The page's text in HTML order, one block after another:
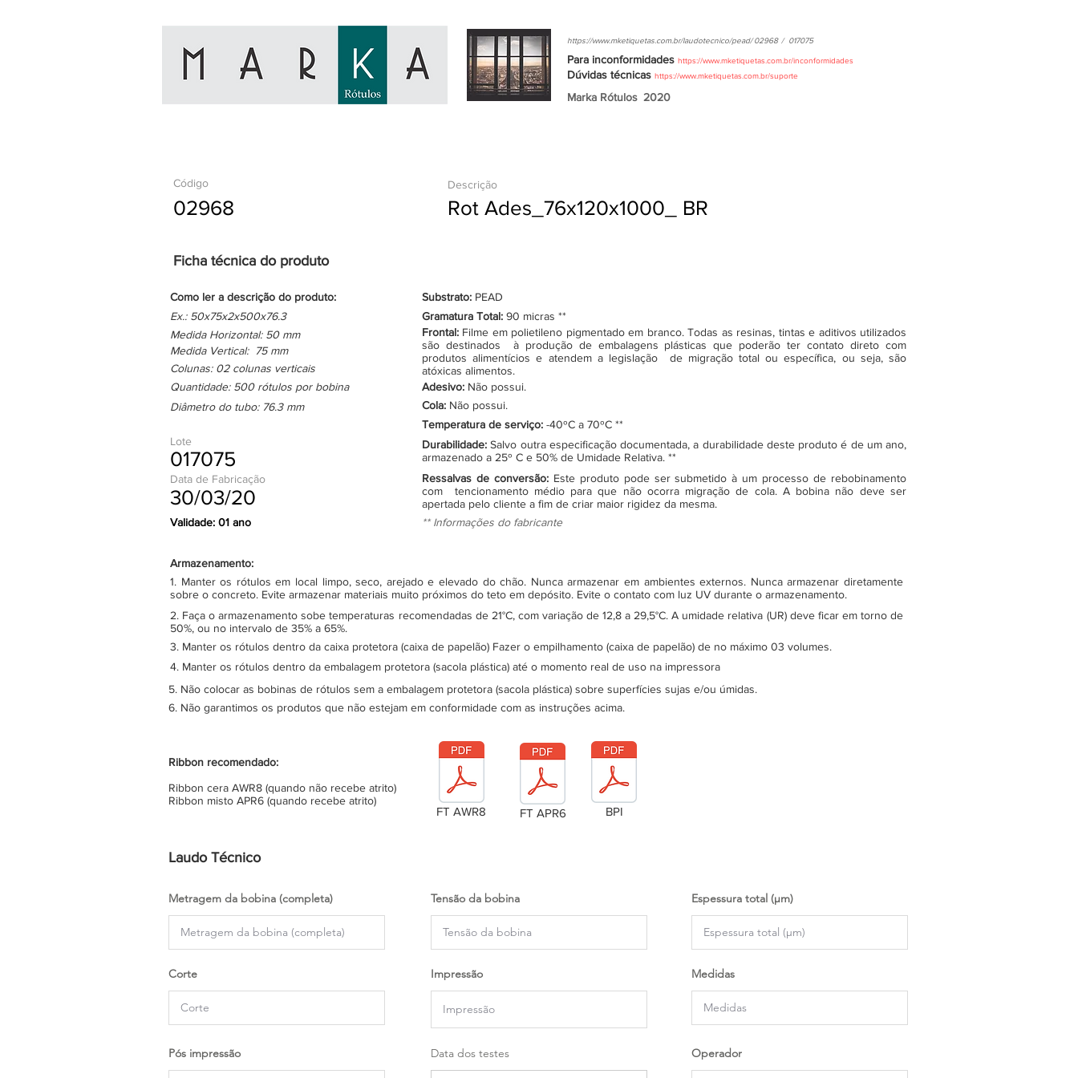
https://www.mketiquetas.com.br/laudotecnico/pead/ 02968 / 017075
Para inconformidades https://www.mketiquetas.com.br/inconformidades
Dúvidas técnicas https://www.mketiquetas.com.br/suporte
Marka Rótulos 2020
Código
02968
Descrição
Rot Ades_76x120x1000_ BR
Ficha técnica do produto
Como ler a descrição do produto: Substrato: PEAD
Ex.: 50x75x2x500x76.3
Medida Horizontal: 50 mm
Medida Vertical: 75 mm
Colunas: 02 colunas verticais
Quantidade: 500 rótulos por bobina
Gramatura Total: 90 micras **
Frontal: Filme em polietileno pigmentado em branco. Todas as resinas, tintas e aditivos utilizados
são destinados à produção de embalagens plásticas que poderão ter contato direto com
produtos alimentícios e atendem a legislação de migração total ou específica, ou seja, são
atóxicas alimentos.
Adesivo: Não possui.
Diâmetro do tubo: 76.3 mm
Cola: Não possui.
Temperatura de serviço: -40ºC a 70ºC **
Lote
017075
Data de Fabricação
30/03/20
Durabilidade:Salvo outra especificação documentada, a durabilidade deste produto é de um ano,
armazenado a 25º C e 50% de Umidade Relativa. **
Ressalvas de conversão: Este produto pode ser submetido à um processo de rebobinamento
com tencionamento médio para que não ocorra migração de cola. A bobina não deve ser
apertada pelo cliente a fim de criar maior rigidez da mesma.
Validade: 01 ano
** Informações do fabricante
Armazenamento:
1. Manter os rótulos em local limpo, seco, arejado e elevado do chão. Nunca armazenar em ambientes externos. Nunca armazenar diretamente
sobre o concreto. Evite armazenar materiais muito próximos do teto em depósito. Evite o contato com luz UV durante o armazenamento.
2. Faça o armazenamento sobe temperaturas recomendadas de 21°C, com variação de 12,8 a 29,5°C. A umidade relativa (UR) deve ficar em torno de
50%, ou no intervalo de 35% a 65%.
3. Manter os rótulos dentro da caixa protetora (caixa de papelão) Fazer o empilhamento (caixa de papelão) de no máximo 03 volumes.
4. Manter os rótulos dentro da embalagem protetora (sacola plástica) até o momento real de uso na impressora
5. Não colocar as bobinas de rótulos sem a embalagem protetora (sacola plástica) sobre superfícies sujas e/ou úmidas.
6. Não garantimos os produtos que não estejam em conformidade com as instruções acima.
Ribbon recomendado:
Ribbon cera AWR8 (quando não recebe atrito)
Ribbon misto APR6 (quando recebe atrito)
FT AWR8 FT APR6 BPI
Laudo Técnico
Metragem da bobina (completa)
Corte
Pós impressão
Tensão da bobina
Impressão
Data dos testes
Espessura total (µm)
Medidas
Operador